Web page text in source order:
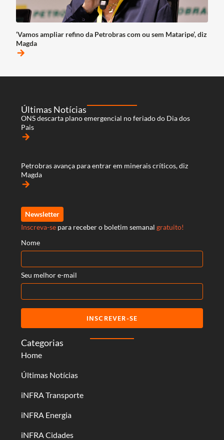
‘Vamos ampliar refino da Petrobras com ou sem Mataripe’, diz
Magda
arrow_forward
Categorias
Home
Últimas Notícias
iNFRA Transporte
iNFRA Energia
iNFRA Cidades
Últimas Notícias
ONS descarta plano emergencial no feriado do Dia dos
Pais
arrow_forward
Petrobras avança para entrar em minerais críticos, diz
Magda
arrow_forward
Newsletter
Inscreva-se para receber o boletim semanal gratuito!
Nome
Seu melhor e-mail
INSCREVER-SE